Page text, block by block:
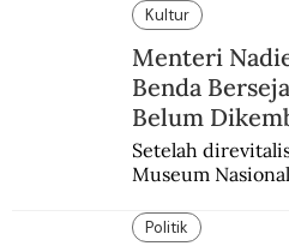
Kultur
Menteri
Benda
Belum
Setelah
Museum
Pameran
Politik